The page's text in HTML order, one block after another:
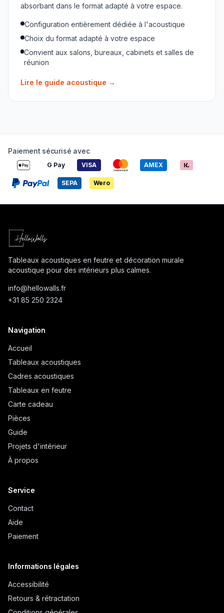
absorbant dans le format adapté à votre espace.
Configuration entièrement dédiée à l'acoustique
Choix du format adapté à votre espace
Convient aux salons, bureaux, cabinets et salles de
réunion
Lire le guide acoustique →
Paiement sécurisé avec
G Pay VISA AMEX
SEPA Wero
Tableaux acoustiques en feutre et décoration murale
acoustique pour des intérieurs plus calmes.
info@hellowalls.fr
+31 85 250 2324
Navigation
Accueil
Tableaux acoustiques
Cadres acoustiques
Tableaux en feutre
Carte cadeau
Pièces
Guide
Projets d'intérieur
À propos
Service
Contact
Aide
Paiement
Informations légales
Accessibilité
Retours & rétractation